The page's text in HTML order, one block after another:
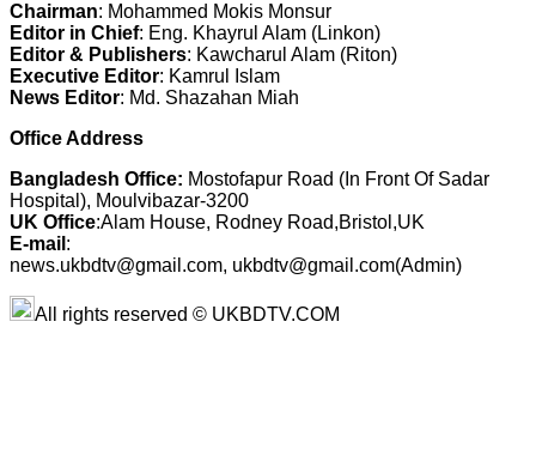
Chairman: Mohammed Mokis Monsur
Editor in Chief: Eng. Khayrul Alam (Linkon)
Editor & Publishers: Kawcharul Alam (Riton)
Executive Editor: Kamrul Islam
News Editor: Md. Shazahan Miah
Office Address
Bangladesh Office: Mostofapur Road (In Front Of Sadar
Hospital), Moulvibazar-3200
UK Office:Alam House, Rodney Road,Bristol,UK
E-mail :
news.ukbdtv@gmail.com, ukbdtv@gmail.com(Admin)
All rights reserved © UKBDTV.COM